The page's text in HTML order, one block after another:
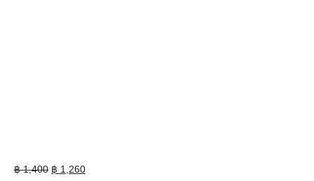
฿1,400 Original
฿ 1,260Current